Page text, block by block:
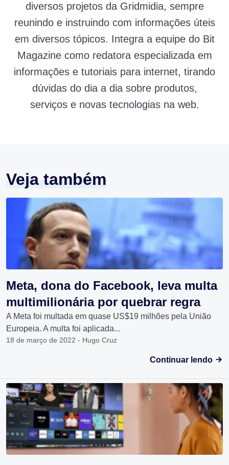
diversos projetos da Gridmidia, sempre
reunindo e instruindo com informações úteis
em diversos tópicos. Integra a equipe do Bit
Magazine como redatora especializada em
informações e tutoriais para internet, tirando
dúvidas do dia a dia sobre produtos,
serviços e novas tecnologias na web.
Veja também
Meta, dona do Facebook, leva multa
multimilionária por quebrar regra
A Meta foi multada em quase US$19 milhões pela União
Europeia. A multa foi aplicada...
18 de março de 2022 - Hugo Cruz
Continuar lendo